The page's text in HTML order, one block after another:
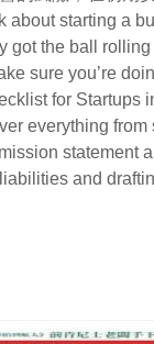
about starting a
got the ball
sure you’re
for Startups
everything
statement
and